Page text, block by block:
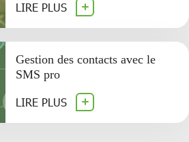
LIRE PLUS
Gestion des contacts avec le
SMS pro
LIRE PLUS